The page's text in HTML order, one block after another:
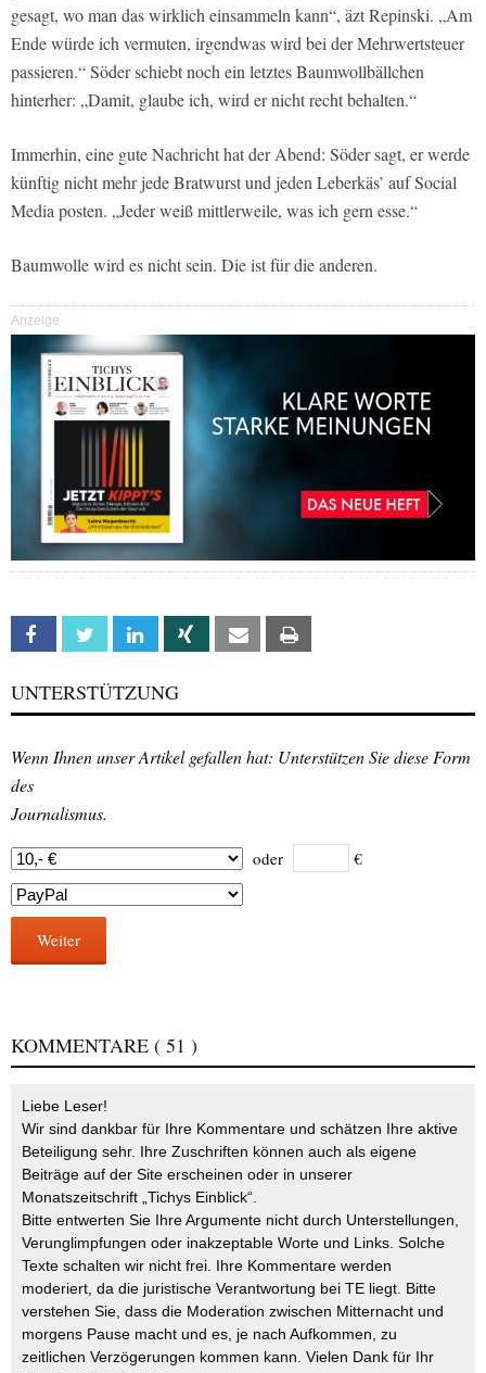
gesagt, wo man das wirklich einsammeln kann“, äzt Repinski. „Am
Ende würde ich vermuten, irgendwas wird bei der Mehrwertsteuer
passieren.“ Söder schiebt noch ein letztes Baumwollbällchen
hinterher: „Damit, glaube ich, wird er nicht recht behalten.“
Immerhin, eine gute Nachricht hat der Abend: Söder sagt, er werde
künftig nicht mehr jede Bratwurst und jeden Leberkäs’ auf Social
Media posten. „Jeder weiß mittlerweile, was ich gern esse.“
Baumwolle wird es nicht sein. Die ist für die anderen.
Anzeige
Facebook Twitter Linkedin Xing Email
UNTERSTÜTZUNG
Wenn Ihnen unser Artikel gefallen hat: Unterstützen Sie diese Form
des
Journalismus.
oder €
Weiter
KOMMENTARE ( 51 )
Liebe Leser!
Wir sind dankbar für Ihre Kommentare und schätzen Ihre aktive
Beteiligung sehr. Ihre Zuschriften können auch als eigene
Beiträge auf der Site erscheinen oder in unserer
Monatszeitschrift „Tichys Einblick“.
Bitte entwerten Sie Ihre Argumente nicht durch Unterstellungen,
Verunglimpfungen oder inakzeptable Worte und Links. Solche
Texte schalten wir nicht frei. Ihre Kommentare werden
moderiert, da die juristische Verantwortung bei TE liegt. Bitte
verstehen Sie, dass die Moderation zwischen Mitternacht und
morgens Pause macht und es, je nach Aufkommen, zu
zeitlichen Verzögerungen kommen kann. Vielen Dank für Ihr